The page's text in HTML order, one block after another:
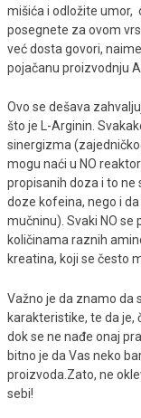
mišića i odložite umor,
posegnete za ovom
već dosta govori,
pojačanu proizvodnju
Ovo se dešava
što je L-Arginin.
sinergizma
mogu naći u NO
propisanih doza i to ne
doze kofeina, nego i
mučninu). Svaki NO se
količinama raznih
kreatina, koji se često
Važno je da znamo da
karakteristike, te da je,
dok se ne nađe onaj
bitno je da Vas neko
proizvoda.Zato, ne
sebi!